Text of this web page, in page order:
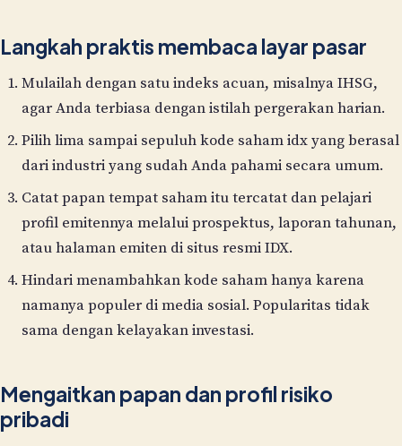
Langkah praktis membaca layar pasar
Mulailah dengan satu indeks acuan, misalnya IHSG,
agar Anda terbiasa dengan istilah pergerakan harian.
Pilih lima sampai sepuluh kode saham idx yang berasal
dari industri yang sudah Anda pahami secara umum.
Catat papan tempat saham itu tercatat dan pelajari
profil emitennya melalui prospektus, laporan tahunan,
atau halaman emiten di situs resmi IDX.
Hindari menambahkan kode saham hanya karena
namanya populer di media sosial. Popularitas tidak
sama dengan kelayakan investasi.
Mengaitkan papan dan profil risiko
pribadi